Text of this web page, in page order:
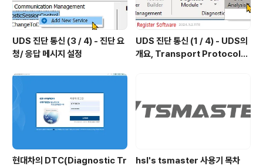
UDS 진단 통신 (3 / 4) - 진단 요
청/ 응답 메시지 설정
UDS 진단 통신 (1 / 4) - UDS의
개요, Transport Protocol의
현대차의 DTC(Diagnostic Tr
hsl's tsmaster 사용기 목차